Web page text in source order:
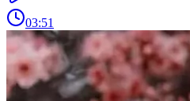
03:51